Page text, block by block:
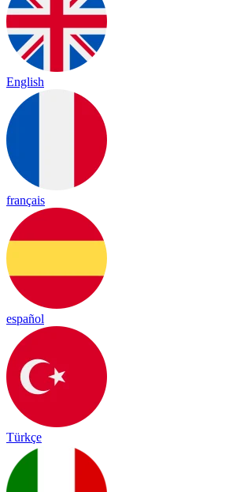
English
français
español
Türkçe